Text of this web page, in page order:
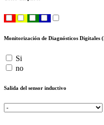
Monitorización de Diagnósticos Digitales
Si
no
Salida del sensor inductivo